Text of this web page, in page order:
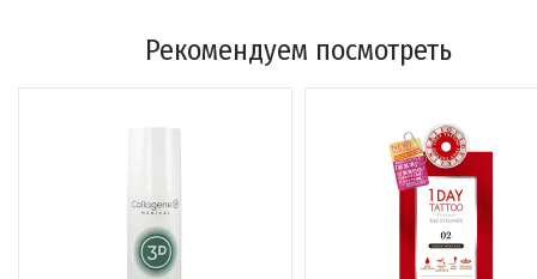
Рекомендуем посмотреть